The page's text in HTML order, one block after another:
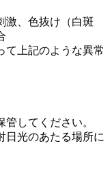
激、色抜け（白斑
て上記のような異常
管してください。
日光のあたる場所に